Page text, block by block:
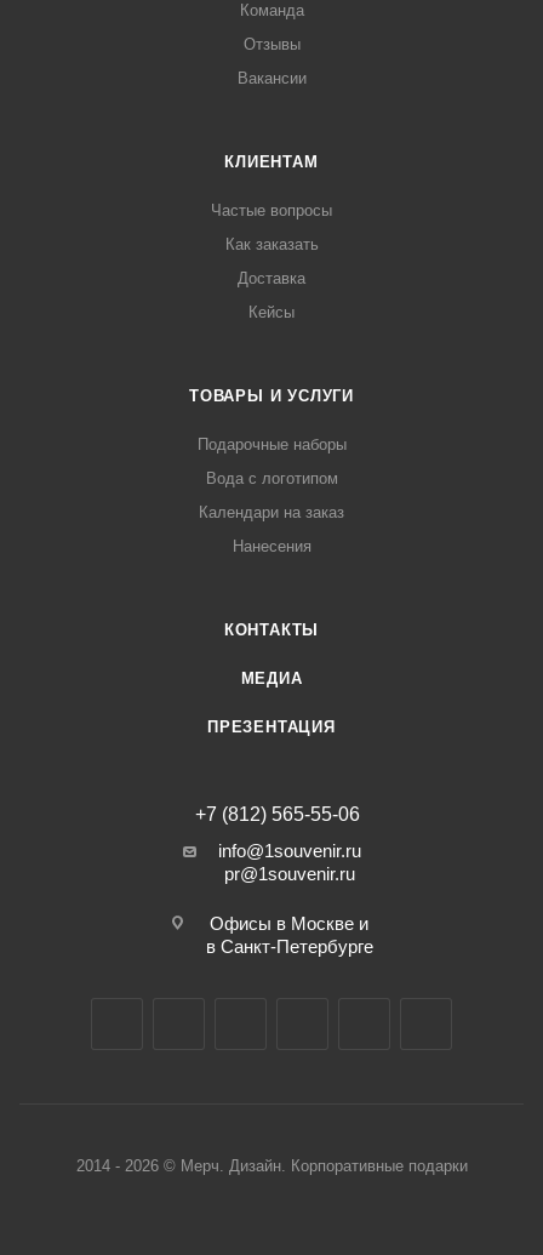
Команда
Отзывы
Вакансии
КЛИЕНТАМ
Частые вопросы
Как заказать
Доставка
Кейсы
ТОВАРЫ И УСЛУГИ
Подарочные наборы
Вода с логотипом
Календари на заказ
Нанесения
КОНТАКТЫ
МЕДИА
ПРЕЗЕНТАЦИЯ
+7 (812) 565-55-06
info@1souvenir.ru
pr@1souvenir.ru
Офисы в Москве и
в Санкт-Петербурге
2014 - 2026 © Мерч. Дизайн. Корпоративные подарки